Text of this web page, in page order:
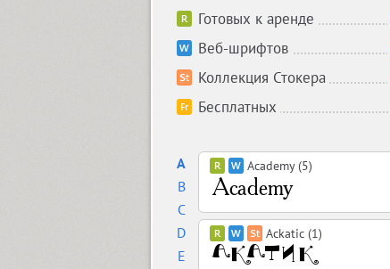
Готовых к аренде
Веб-шрифтов
Коллекция Стокера
Бесплатных
A
B
C
D
E
Academy (5)
Ackatic (1)